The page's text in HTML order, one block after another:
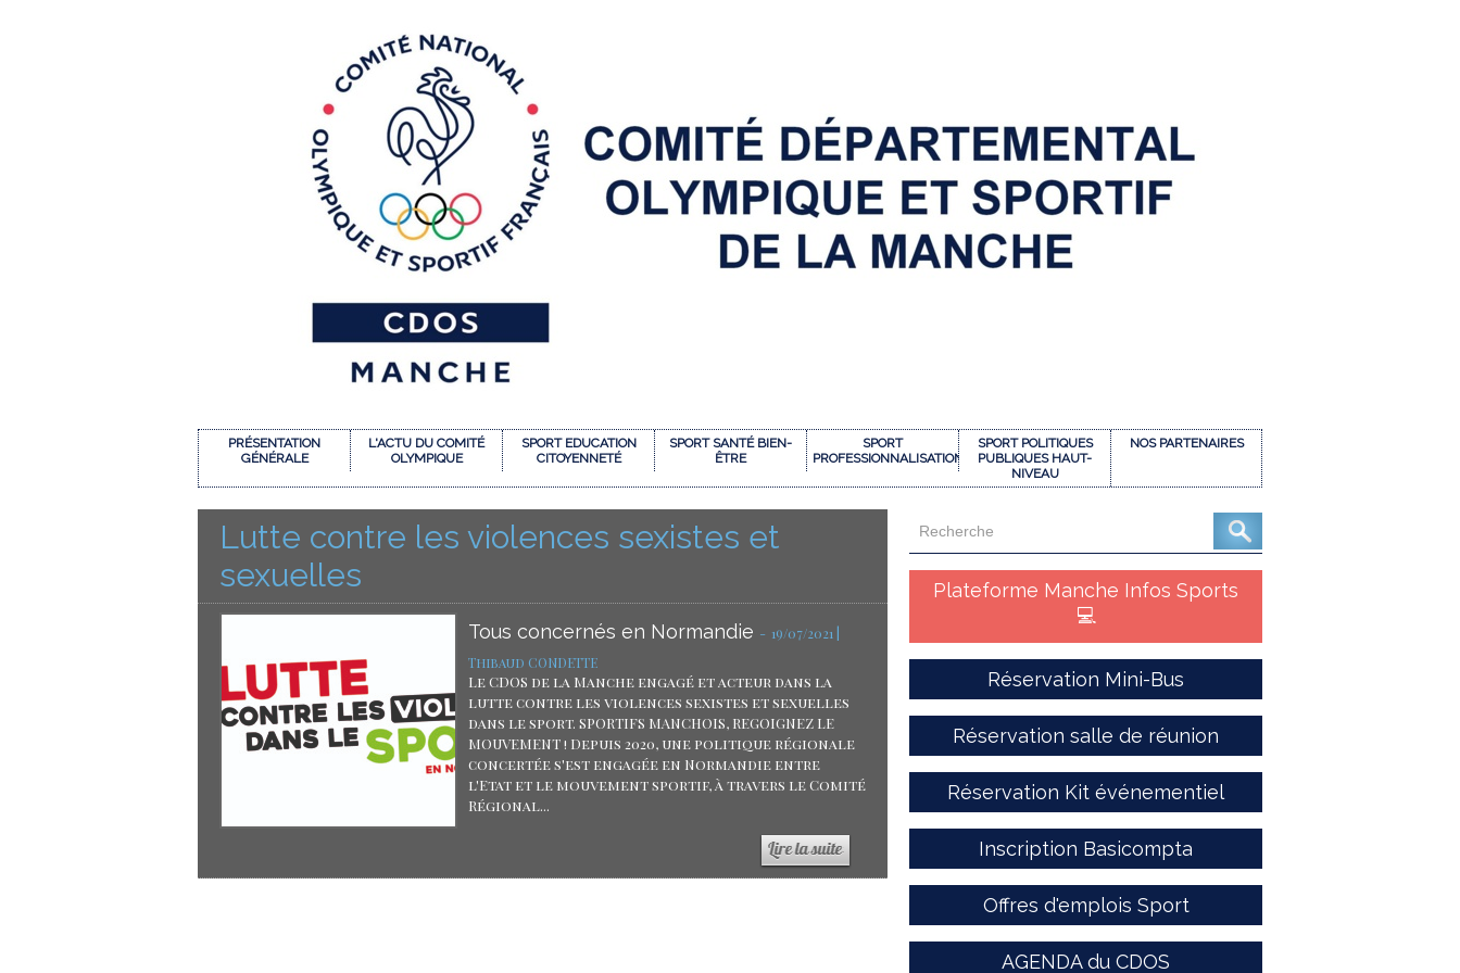
PRÉSENTATION
GÉNÉRALE
L'ACTU DU COMITÉ
OLYMPIQUE
SPORT EDUCATION
CITOYENNETÉ
SPORT SANTÉ BIEN-
ÊTRE
SPORT
PROFESSIONNALISATION
SPORT POLITIQUES
PUBLIQUES HAUT-
NIVEAU
NOS PARTENAIRES
Lutte contre les violences sexistes et
sexuelles
Tous concernés en Normandie - 19/07/2021 |
Thibaud CONDETTE
Le CDOS de la Manche engagé et acteur dans la
lutte contre les violences sexistes et sexuelles
dans le sport. SPORTIFS MANCHOIS, REGOIGNEZ LE
MOUVEMENT ! Depuis 2020, une politique régionale
concertée s'est engagée en Normandie entre
l'Etat et le mouvement sportif, à travers le Comité
Régional...
Plateforme Manche Infos Sports
💻
Réservation Mini-Bus
Réservation salle de réunion
Réservation Kit événementiel
Inscription Basicompta
Offres d'emplois Sport
AGENDA du CDOS